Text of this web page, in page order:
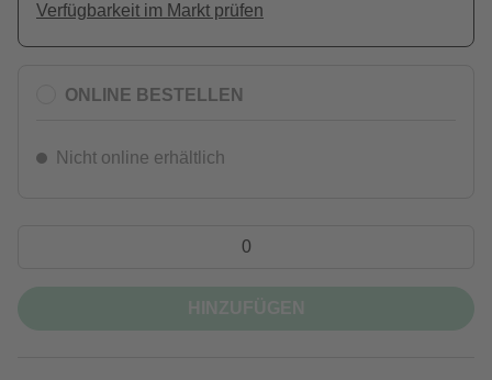
Verfügbarkeit im Markt prüfen
ONLINE BESTELLEN
Nicht online erhältlich